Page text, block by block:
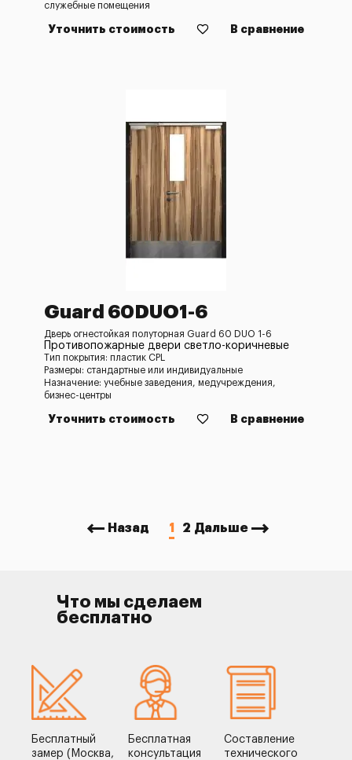
служебные помещения
Уточнить стоимость В сравнение
Guard 60DUO1-6
Дверь огнестойкая полуторная Guard 60 DUO 1-6
Противопожарные двери светло-коричневые
Тип покрытия: пластик CPL
Размеры: стандартные или индивидуальные
Назначение: учебные заведения, медучреждения,
бизнес-центры
Уточнить стоимость В сравнение
Назад 1 2 Дальше
Что мы сделаем
бесплатно
Бесплатный
замер (Москва,
Бесплатная
консультация
Составление
технического